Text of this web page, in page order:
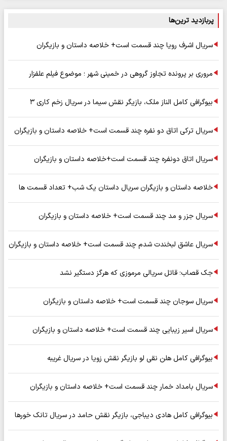
پربازدید ترین‌ها
سریال اشرف رویا چند قسمت است+ خلاصه داستان و بازیگران
مروری بر پرونده تجاوز گروهی در خمینی شهر ؛ موضوع فیلم علفزار
بیوگرافی کامل الناز ملک، بازیگر نقش سیما در سریال زخم کاری ۳
سریال ترکی اتاق دو نفره چند قسمت است+ خلاصه داستان و بازیگران
سریال اتاق دونفره چند قسمت است+خلاصه داستان و بازیگران
خلاصه داستان و بازیگران سریال داستان یک شب+ تعداد قسمت ها
سریال جزر و مد چند قسمت است+ خلاصه داستان و بازیگران
سریال عاشق لبخندت شدم چند قسمت است+ خلاصه داستان و بازیگران
جک قصاب؛ قاتل سریالی مرموزی که هرگز دستگیر نشد
سریال سوجان چند قسمت است+ خلاصه داستان و بازیگران
سریال اسیر زیبایی چند قسمت است+ خلاصه داستان و بازیگران
بیوگرافی کامل هلن نقی لو بازیگر نقش زویا در سریال غریبه
سریال بامداد خمار چند قسمت است+ خلاصه داستان و بازیگران
بیوگرافی کامل هادی دیباجی، بازیگر نقش حامد در سریال تانک خورها